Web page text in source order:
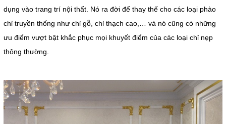
dụng vào trang trí nội thất. Nó ra đời để thay thế cho các loại phào
chỉ truyền thống như chỉ gỗ, chỉ thạch cao,… và nó cũng có những
ưu điểm vượt bật khắc phục mọi khuyết điểm của các loại chỉ nẹp
thông thường.